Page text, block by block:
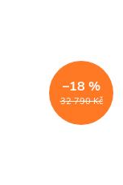
32 790 Kč
–18 %